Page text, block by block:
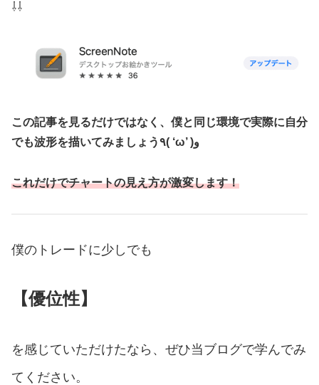
⇩⇩
この記事を見るだけではなく、僕と同じ環境で実際に自分
でも波形を描いてみましょう٩( ‘ω’ )و
これだけでチャートの見え方が激変します！
僕のトレードに少しでも
【優位性】
を感じていただけたなら、ぜひ当ブログで学んでみ
てください。